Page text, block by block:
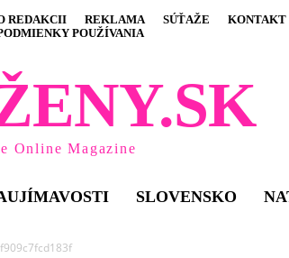
REDAKCII REKLAMA SÚŤAŽE
KONTAKT
POUŽÍVANIA
Online Magazine
SLOVENSKO